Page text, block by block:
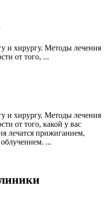
и хирургу. Методы лечения
от того, ...
и хирургу. Методы лечения
от того, какой у вас
лечатся прижиганием,
...